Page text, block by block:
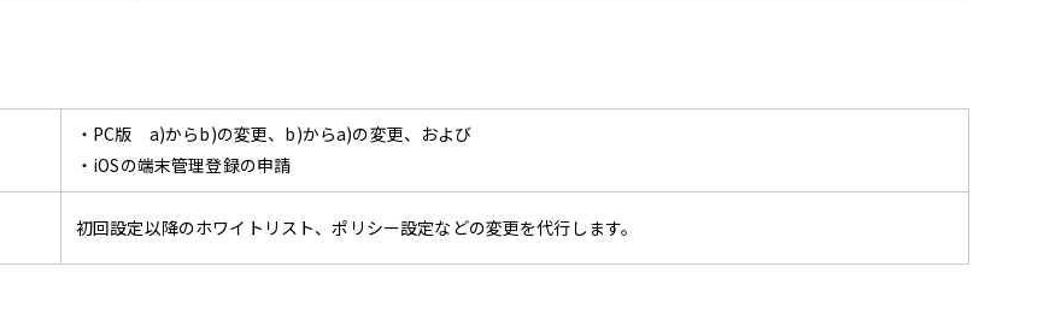
・PC版 a)からb)の変更、b)からa)の変更、および
・iOSの端末管理登録の申請
初回設定以降のホワイトリスト、ポリシー設定などの変更を代行します。